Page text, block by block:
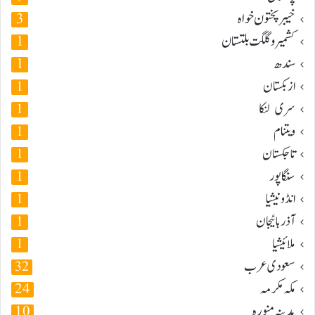
خیبر پختون خواہ 3
کشمیر و گلگت بلتستان 1
سندھ 1
ازبکستان 1
سری لنکا 1
ویتنام 1
تاجکستان 1
سنگاپور 1
انڈونیشیا 1
آذربائیجان 1
ملائیشیا 1
سعودی عرب 32
مکہ مکرمہ 24